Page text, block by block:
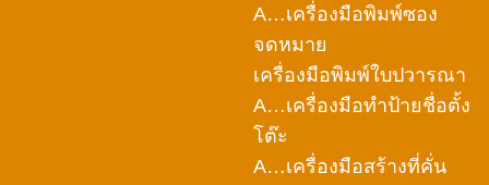
A…เครื่องมือพิมพ์ซอง
จดหมาย
เครื่องมือพิมพ์ใบปวารณา
A…เครื่องมือทำป้ายชื่อตั้ง
โต๊ะ
A…เครื่องมือสร้างที่คั่น